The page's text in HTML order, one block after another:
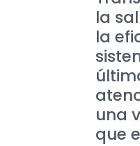
la
la
una
que